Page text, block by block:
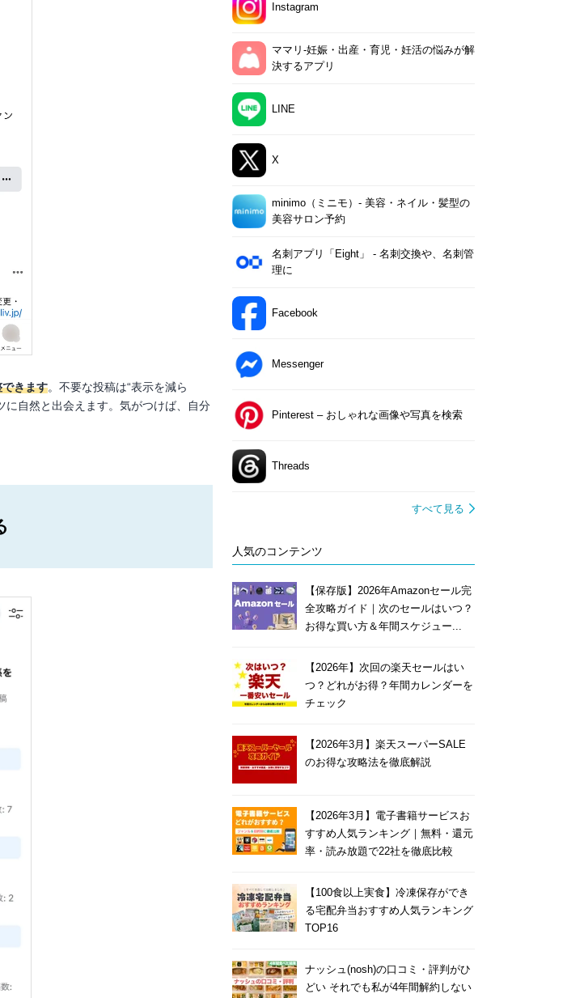
きます。不要な投稿は“表示を減ら
に自然と出会えます。気がつけば、自分
Instagram
ママリ-妊娠・出産・育児・妊活の悩みが解
決するアプリ
LINE
X
minimo（ミニモ）- 美容・ネイル・髪型の
美容サロン予約
名刺アプリ「Eight」 - 名刺交換や、名刺管
理に
Facebook
Messenger
Pinterest – おしゃれな画像や写真を検索
Threads
すべて見る
人気のコンテンツ
【保存版】2026年Amazonセール完
全攻略ガイド｜次のセールはいつ？
お得な買い方＆年間スケジュー...
【2026年】次回の楽天セールはい
つ？どれがお得？年間カレンダーを
チェック
【2026年3月】楽天スーパーSALE
のお得な攻略法を徹底解説
【2026年3月】電子書籍サービスお
すすめ人気ランキング｜無料・還元
率・読み放題で22社を徹底比較
【100食以上実食】冷凍保存ができ
る宅配弁当おすすめ人気ランキング
TOP16
ナッシュ(nosh)の口コミ・評判がひ
どい それでも私が4年間解約しない